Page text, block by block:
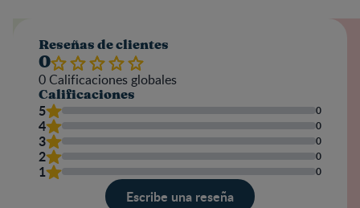
Reseñas de clientes
0
0 Calificaciones globales
Calificaciones
5 0
4 0
3 0
2 0
1 0
Escribe una reseña